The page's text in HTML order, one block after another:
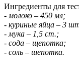
Ингредиенты для
- молоко – 450 мл;
- куриные яйца – 3
- мука – 1,5 ст.;
- сода – щепотка;
- соль – шепотка.